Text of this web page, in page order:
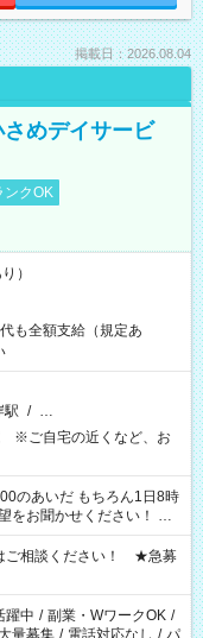
掲載日：2026.08.04
めデイサービ
ンクOK
）
も全額支給（規定あ
駅 / …
※ご自宅の近くなど、お
のあいだ もちろん1日8時
をお聞かせください！ ★
慮なくご相談ください。
ご相談ください！ ★急募
躍中 / 副業・WワークOK /
量募集 / 電話対応なし / パ